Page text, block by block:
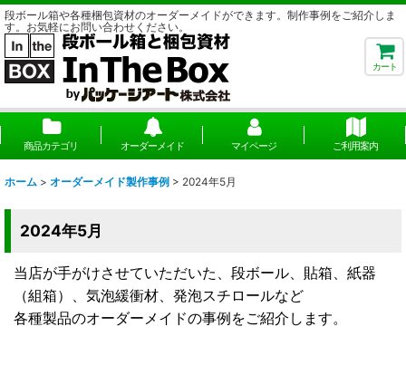
段ボール箱や各種梱包資材のオーダーメイドができます。制作事例をご紹介しま
す。お気軽にお問い合わせください。
カート
商品カテゴリ オーダーメイド マイページ ご利用案内
ホーム > オーダーメイド製作事例 > 2024年5月
2024年5月
当店が手がけさせていただいた、段ボール、貼箱、紙器
（組箱）、気泡緩衝材、発泡スチロールなど
各種製品のオーダーメイドの事例をご紹介します。